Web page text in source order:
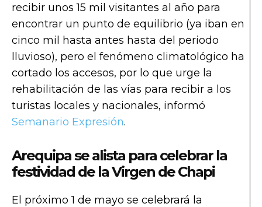
recibir unos 15 mil visitantes al año para
encontrar un punto de equilibrio (ya iban en
cinco mil hasta antes hasta del periodo
lluvioso), pero el fenómeno climatológico ha
cortado los accesos, por lo que urge la
rehabilitación de las vías para recibir a los
turistas locales y nacionales, informó
Semanario Expresión.
Arequipa se alista para celebrar la
festividad de la Virgen de Chapi
El próximo 1 de mayo se celebrará la